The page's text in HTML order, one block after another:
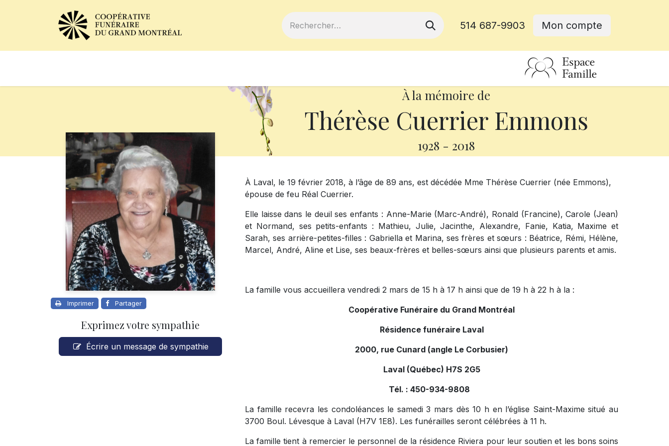
514 687-9903 Mon compte
À la mémoire de
Thérèse Cuerrier Emmons
1928 - 2018
Imprimer Partager
Exprimez votre sympathie
Écrire un message de sympathie
À Laval, le 19 février 2018, à l’âge de 89 ans, est décédée Mme Thérèse Cuerrier (née Emmons),
épouse de feu Réal Cuerrier.
Elle laisse dans le deuil ses enfants : Anne-Marie (Marc-André), Ronald (Francine), Carole (Jean)
et Normand, ses petits-enfants : Mathieu, Julie, Jacinthe, Alexandre, Fanie, Katia, Maxime et
Sarah, ses arrière-petites-filles : Gabriella et Marina, ses frères et sœurs : Béatrice, Rémi, Hélène,
Marcel, André, Aline et Lise, ses beaux-frères et belles-sœurs ainsi que plusieurs parents et amis.
La famille vous accueillera vendredi 2 mars de 15 h à 17 h ainsi que de 19 h à 22 h à la :
Coopérative Funéraire du Grand Montréal
Résidence funéraire Laval
2000, rue Cunard (angle Le Corbusier)
Laval (Québec) H7S 2G5
Tél. : 450-934-9808
La famille recevra les condoléances le samedi 3 mars dès 10 h en l’église Saint-Maxime situé au
3700 Boul. Lévesque à Laval (H7V 1E8). Les funérailles seront célébrées à 11 h.
La famille tient à remercier le personnel de la résidence Riviera pour leur soutien et les bons soins